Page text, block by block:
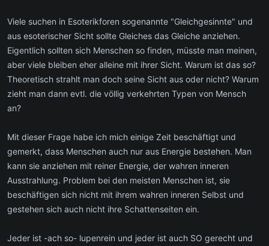
Viele suchen in Esoterikforen sogenannte "Gleichgesinnte" und
aus esoterischer Sicht sollte Gleiches das Gleiche anziehen.
Eigentlich sollten sich Menschen so finden, müsste man meinen,
aber viele bleiben eher alleine mit ihrer Sicht. Warum ist das so?
Theoretisch strahlt man doch seine Sicht aus oder nicht? Warum
zieht man dann evtl. die völlig verkehrten Typen von Mensch
an?
Mit dieser Frage habe ich mich einige Zeit beschäftigt und
gemerkt, dass Menschen auch nur aus Energie bestehen. Man
kann sie anziehen mit reiner Energie, der wahren inneren
Ausstrahlung. Problem bei den meisten Menschen ist, sie
beschäftigen sich nicht mit ihrem wahren inneren Selbst und
gestehen sich auch nicht ihre Schattenseiten ein.
Jeder ist -ach so- lupenrein und jeder ist auch SO gerecht und